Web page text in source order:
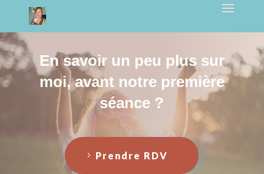
En savoir un peu plus sur
moi, avant notre première
séance ?
Prendre RDV